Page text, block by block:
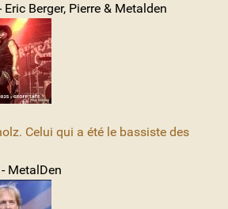
Berger, Pierre & Metalden
Celui qui a été le bassiste des
MetalDen